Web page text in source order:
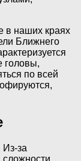
в наших краях
Ближнего
головы,
по всей
Из-за
сложности